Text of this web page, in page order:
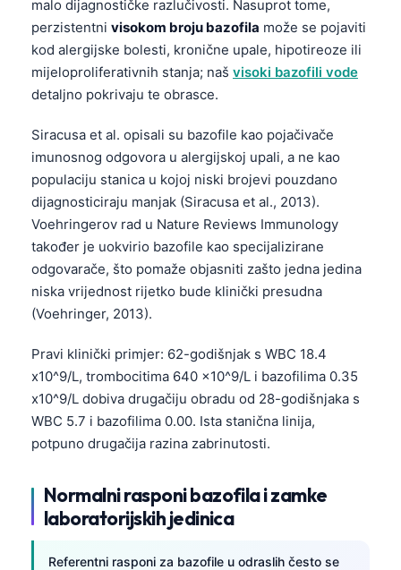
malo dijagnostičke razlučivosti. Nasuprot tome,
perzistentni visokom broju bazofila može se pojaviti
kod alergijske bolesti, kronične upale, hipotireoze ili
mijeloproliferativnih stanja; naš visoki bazofili vode
detaljno pokrivaju te obrasce.
Siracusa et al. opisali su bazofile kao pojačivače
imunosnog odgovora u alergijskoj upali, a ne kao
populaciju stanica u kojoj niski brojevi pouzdano
dijagnosticiraju manjak (Siracusa et al., 2013).
Voehringerov rad u Nature Reviews Immunology
također je uokvirio bazofile kao specijalizirane
odgovarače, što pomaže objasniti zašto jedna jedina
niska vrijednost rijetko bude klinički presudna
(Voehringer, 2013).
Pravi klinički primjer: 62-godišnjak s WBC 18.4
x10^9/L, trombocitima 640 x10^9/L i bazofilima 0.35
x10^9/L dobiva drugačiju obradu od 28-godišnjaka s
WBC 5.7 i bazofilima 0.00. Ista stanična linija,
potpuno drugačija razina zabrinutosti.
Normalni rasponi bazofila i zamke
laboratorijskih jedinica
Referentni rasponi za bazofile u odraslih često se